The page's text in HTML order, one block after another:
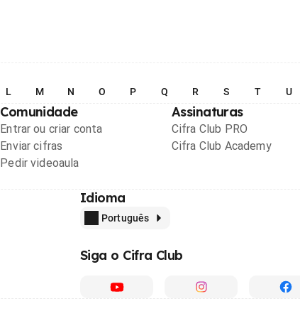
L M N O P Q R S T U
Comunidade
Entrar ou criar conta
Enviar cifras
Pedir videoaula
Assinaturas
Cifra Club PRO
Cifra Club Academy
Idioma
Português
Siga o Cifra Club